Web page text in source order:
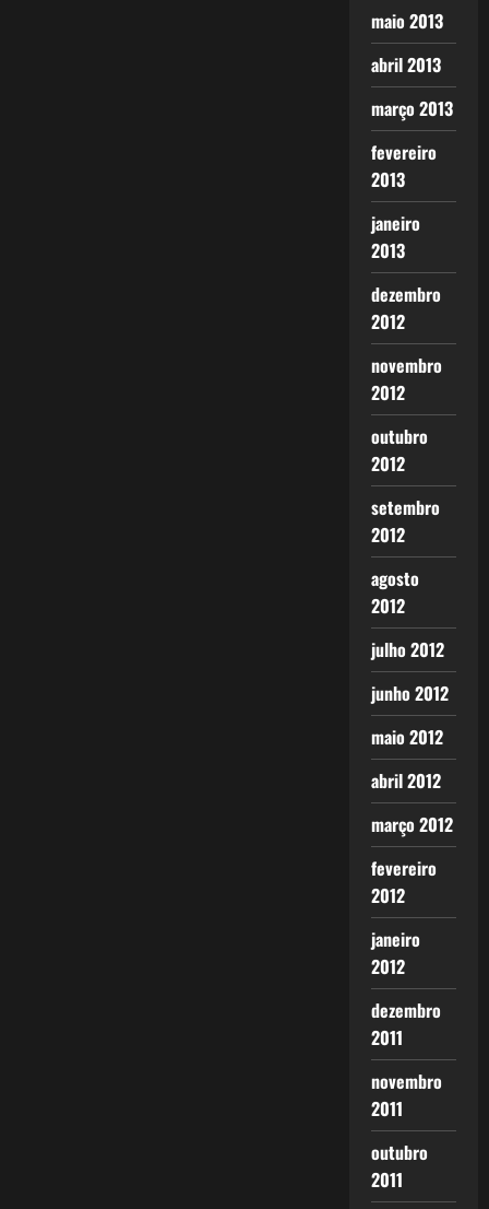
maio 2013
abril 2013
março 2013
fevereiro
2013
janeiro
2013
dezembro
2012
novembro
2012
outubro
2012
setembro
2012
agosto
2012
julho 2012
junho 2012
maio 2012
abril 2012
março 2012
fevereiro
2012
janeiro
2012
dezembro
2011
novembro
2011
outubro
2011